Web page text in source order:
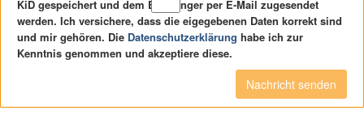
KiD gespeichert und dem Empfänger per E-Mail zugesendet
werden. Ich versichere, dass die eigegebenen Daten korrekt sind
und mir gehören. Die Datenschutzerklärung habe ich zur
Kenntnis genommen und akzeptiere diese.
Nachricht senden